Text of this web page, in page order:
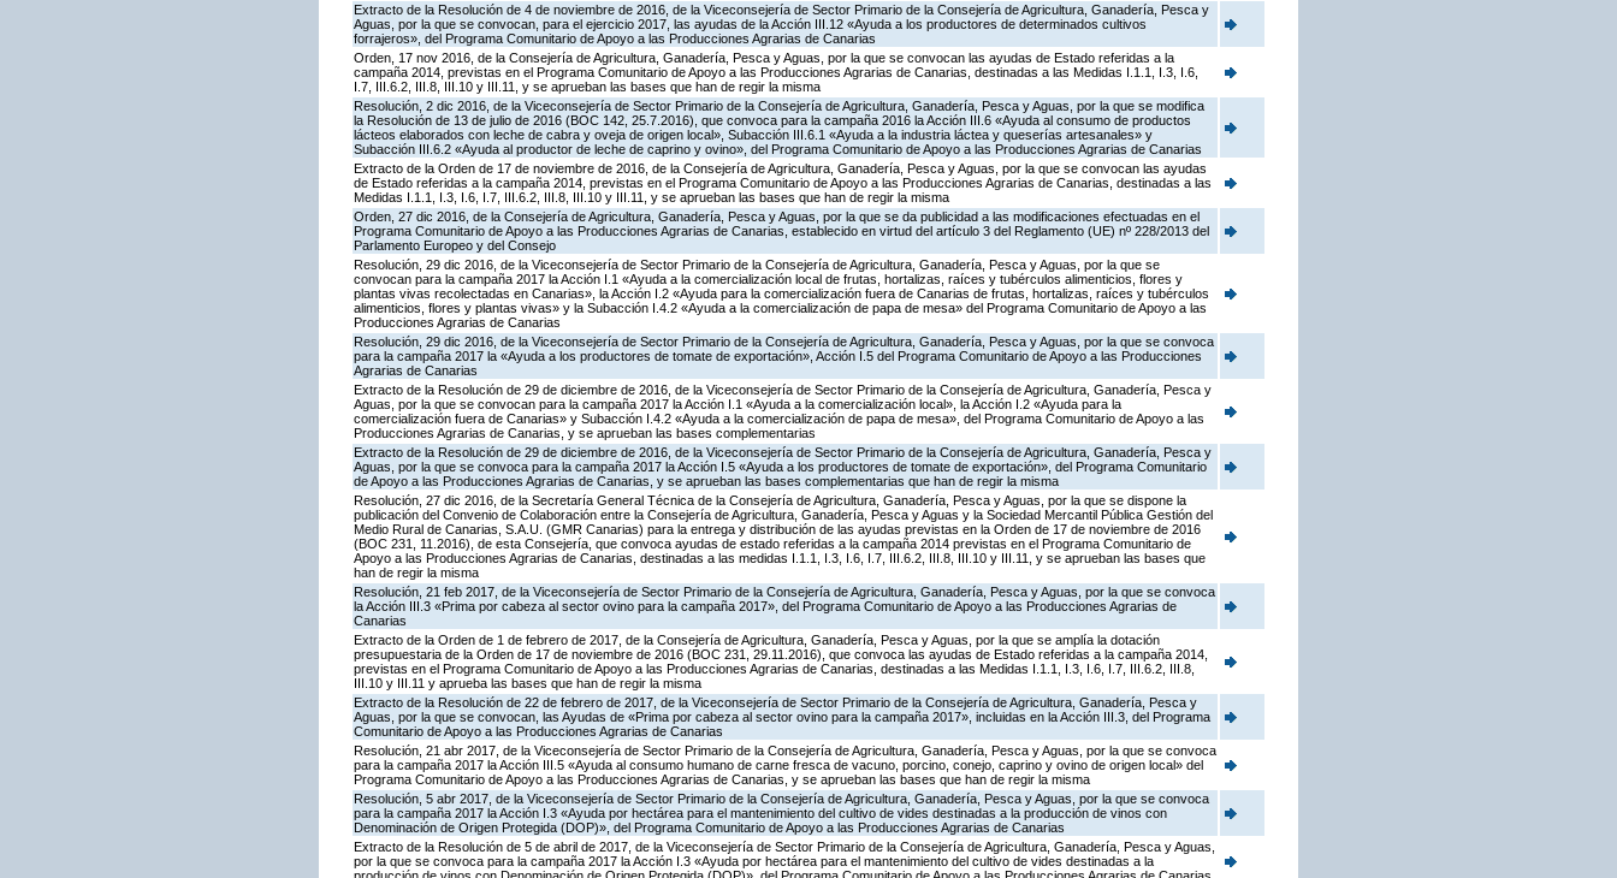
Extracto de la Resolución de 4 de noviembre de 2016, de la Viceconsejería de Sector Primario de la Consejería de Agricultura, Ganadería, Pesca y
Aguas, por la que se convocan, para el ejercicio 2017, las ayudas de la Acción III.12 «Ayuda a los productores de determinados cultivos
forrajeros», del Programa Comunitario de Apoyo a las Producciones Agrarias de Canarias
Orden, 17 nov 2016, de la Consejería de Agricultura, Ganadería, Pesca y Aguas, por la que se convocan las ayudas de Estado referidas a la
campaña 2014, previstas en el Programa Comunitario de Apoyo a las Producciones Agrarias de Canarias, destinadas a las Medidas I.1.1, I.3, I.6,
I.7, III.6.2, III.8, III.10 y III.11, y se aprueban las bases que han de regir la misma
Resolución, 2 dic 2016, de la Viceconsejería de Sector Primario de la Consejería de Agricultura, Ganadería, Pesca y Aguas, por la que se modifica
la Resolución de 13 de julio de 2016 (BOC 142, 25.7.2016), que convoca para la campaña 2016 la Acción III.6 «Ayuda al consumo de productos
lácteos elaborados con leche de cabra y oveja de origen local», Subacción III.6.1 «Ayuda a la industria láctea y queserías artesanales» y
Subacción III.6.2 «Ayuda al productor de leche de caprino y ovino», del Programa Comunitario de Apoyo a las Producciones Agrarias de Canarias
Extracto de la Orden de 17 de noviembre de 2016, de la Consejería de Agricultura, Ganadería, Pesca y Aguas, por la que se convocan las ayudas
de Estado referidas a la campaña 2014, previstas en el Programa Comunitario de Apoyo a las Producciones Agrarias de Canarias, destinadas a las
Medidas I.1.1, I.3, I.6, I.7, III.6.2, III.8, III.10 y III.11, y se aprueban las bases que han de regir la misma
Orden, 27 dic 2016, de la Consejería de Agricultura, Ganadería, Pesca y Aguas, por la que se da publicidad a las modificaciones efectuadas en el
Programa Comunitario de Apoyo a las Producciones Agrarias de Canarias, establecido en virtud del artículo 3 del Reglamento (UE) nº 228/2013 del
Parlamento Europeo y del Consejo
Resolución, 29 dic 2016, de la Viceconsejería de Sector Primario de la Consejería de Agricultura, Ganadería, Pesca y Aguas, por la que se
convocan para la campaña 2017 la Acción I.1 «Ayuda a la comercialización local de frutas, hortalizas, raíces y tubérculos alimenticios, flores y
plantas vivas recolectadas en Canarias», la Acción I.2 «Ayuda para la comercialización fuera de Canarias de frutas, hortalizas, raíces y tubérculos
alimenticios, flores y plantas vivas» y la Subacción I.4.2 «Ayuda a la comercialización de papa de mesa» del Programa Comunitario de Apoyo a las
Producciones Agrarias de Canarias
Resolución, 29 dic 2016, de la Viceconsejería de Sector Primario de la Consejería de Agricultura, Ganadería, Pesca y Aguas, por la que se convoca
para la campaña 2017 la «Ayuda a los productores de tomate de exportación», Acción I.5 del Programa Comunitario de Apoyo a las Producciones
Agrarias de Canarias
Extracto de la Resolución de 29 de diciembre de 2016, de la Viceconsejería de Sector Primario de la Consejería de Agricultura, Ganadería, Pesca y
Aguas, por la que se convocan para la campaña 2017 la Acción I.1 «Ayuda a la comercialización local», la Acción I.2 «Ayuda para la
comercialización fuera de Canarias» y Subacción I.4.2 «Ayuda a la comercialización de papa de mesa», del Programa Comunitario de Apoyo a las
Producciones Agrarias de Canarias, y se aprueban las bases complementarias
Extracto de la Resolución de 29 de diciembre de 2016, de la Viceconsejería de Sector Primario de la Consejería de Agricultura, Ganadería, Pesca y
Aguas, por la que se convoca para la campaña 2017 la Acción I.5 «Ayuda a los productores de tomate de exportación», del Programa Comunitario
de Apoyo a las Producciones Agrarias de Canarias, y se aprueban las bases complementarias que han de regir la misma
Resolución, 27 dic 2016, de la Secretaría General Técnica de la Consejería de Agricultura, Ganadería, Pesca y Aguas, por la que se dispone la
publicación del Convenio de Colaboración entre la Consejería de Agricultura, Ganadería, Pesca y Aguas y la Sociedad Mercantil Pública Gestión del
Medio Rural de Canarias, S.A.U. (GMR Canarias) para la entrega y distribución de las ayudas previstas en la Orden de 17 de noviembre de 2016
(BOC 231, 11.2016), de esta Consejería, que convoca ayudas de estado referidas a la campaña 2014 previstas en el Programa Comunitario de
Apoyo a las Producciones Agrarias de Canarias, destinadas a las medidas I.1.1, I.3, I.6, I.7, III.6.2, III.8, III.10 y III.11, y se aprueban las bases que
han de regir la misma
Resolución, 21 feb 2017, de la Viceconsejería de Sector Primario de la Consejería de Agricultura, Ganadería, Pesca y Aguas, por la que se convoca
la Acción III.3 «Prima por cabeza al sector ovino para la campaña 2017», del Programa Comunitario de Apoyo a las Producciones Agrarias de
Canarias
Extracto de la Orden de 1 de febrero de 2017, de la Consejería de Agricultura, Ganadería, Pesca y Aguas, por la que se amplía la dotación
presupuestaria de la Orden de 17 de noviembre de 2016 (BOC 231, 29.11.2016), que convoca las ayudas de Estado referidas a la campaña 2014,
previstas en el Programa Comunitario de Apoyo a las Producciones Agrarias de Canarias, destinadas a las Medidas I.1.1, I.3, I.6, I.7, III.6.2, III.8,
III.10 y III.11 y aprueba las bases que han de regir la misma
Extracto de la Resolución de 22 de febrero de 2017, de la Viceconsejería de Sector Primario de la Consejería de Agricultura, Ganadería, Pesca y
Aguas, por la que se convocan, las Ayudas de «Prima por cabeza al sector ovino para la campaña 2017», incluidas en la Acción III.3, del Programa
Comunitario de Apoyo a las Producciones Agrarias de Canarias
Resolución, 21 abr 2017, de la Viceconsejería de Sector Primario de la Consejería de Agricultura, Ganadería, Pesca y Aguas, por la que se convoca
para la campaña 2017 la Acción III.5 «Ayuda al consumo humano de carne fresca de vacuno, porcino, conejo, caprino y ovino de origen local» del
Programa Comunitario de Apoyo a las Producciones Agrarias de Canarias, y se aprueban las bases que han de regir la misma
Resolución, 5 abr 2017, de la Viceconsejería de Sector Primario de la Consejería de Agricultura, Ganadería, Pesca y Aguas, por la que se convoca
para la campaña 2017 la Acción I.3 «Ayuda por hectárea para el mantenimiento del cultivo de vides destinadas a la producción de vinos con
Denominación de Origen Protegida (DOP)», del Programa Comunitario de Apoyo a las Producciones Agrarias de Canarias
Extracto de la Resolución de 5 de abril de 2017, de la Viceconsejería de Sector Primario de la Consejería de Agricultura, Ganadería, Pesca y Aguas,
por la que se convoca para la campaña 2017 la Acción I.3 «Ayuda por hectárea para el mantenimiento del cultivo de vides destinadas a la